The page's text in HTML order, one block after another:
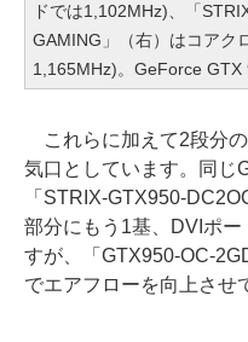
ドでは1,102MHz)、「
GAMING」（右）はコアク
1,165MHz)。GeForce GTX
これらに加えて2段分
気口としています。同じ
「STRIX-GTX950-
部分にもう1基、DVIポ
すが、「GTX950-OC-
でエアフローを向上させ